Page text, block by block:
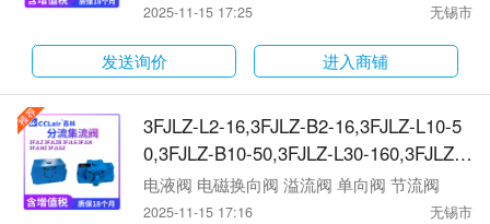
2025-11-15 17:25 无锡市
发送询价 进入商铺
3FJLZ-L2-16,3FJLZ-B2-16,3FJLZ-L10-5
0,3FJLZ-B10-50,3FJLZ-L30-160,3FJLZ-B
30-160,3FJLZ-L40-160,3FJLZ-B40-160,3
FJLZ-L60-200,3FJLZ-B60-200,3FJLZ-L1
电液阀 电磁换向阀 溢流阀 单向阀 节流阀
2025-11-15 17:16 无锡市